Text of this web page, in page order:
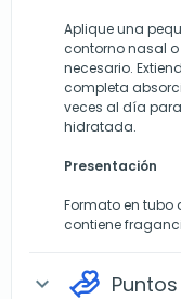
Aplique una
contorno nasal
necesario.
completa
veces al día
hidratada.
Presentación
Formato en tubo
contiene
expand_more